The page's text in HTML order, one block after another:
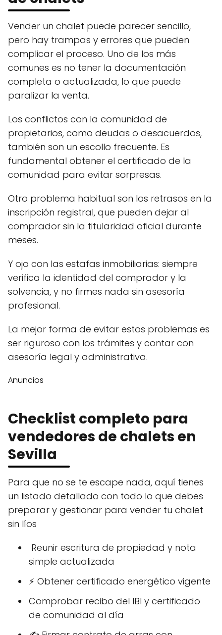
Vender un chalet puede parecer sencillo,
pero hay trampas y errores que pueden
complicar el proceso. Uno de los más
comunes es no tener la documentación
completa o actualizada, lo que puede
paralizar la venta.
Los conflictos con la comunidad de
propietarios, como deudas o desacuerdos,
también son un escollo frecuente. Es
fundamental obtener el certificado de la
comunidad para evitar sorpresas.
Otro problema habitual son los retrasos en la
inscripción registral, que pueden dejar al
comprador sin la titularidad oficial durante
meses.
Y ojo con las estafas inmobiliarias: siempre
verifica la identidad del comprador y la
solvencia, y no firmes nada sin asesoría
profesional.
La mejor forma de evitar estos problemas es
ser riguroso con los trámites y contar con
asesoría legal y administrativa.
Anuncios
Checklist completo para
vendedores de chalets en
Sevilla
Para que no se te escape nada, aquí tienes
un listado detallado con todo lo que debes
preparar y gestionar para vender tu chalet
sin líos
️ Reunir escritura de propiedad y nota
simple actualizada
⚡ Obtener certificado energético vigente
Comprobar recibo del IBI y certificado
de comunidad al día